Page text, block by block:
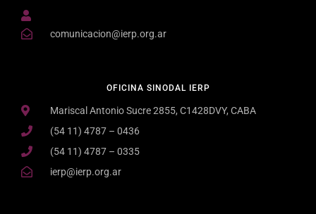
OFICINA SINODAL IERP
Mariscal Antonio Sucre 2855, C1428DVY, CABA
(54 11) 4787 – 0436
(54 11) 4787 – 0335
ierp@ierp.org.ar
comunicacion@ierp.org.ar